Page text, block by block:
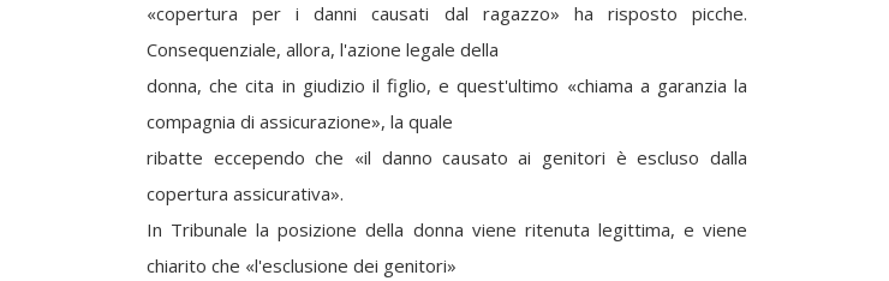
«copertura per i danni causati dal ragazzo» ha risposto picche.
Consequenziale, allora, l'azione legale della
donna, che cita in giudizio il figlio, e quest'ultimo «chiama a garanzia la
compagnia di assicurazione», la quale
ribatte eccependo che «il danno causato ai genitori è escluso dalla
copertura assicurativa».
In Tribunale la posizione della donna viene ritenuta legittima, e viene
chiarito che «l'esclusione dei genitori»